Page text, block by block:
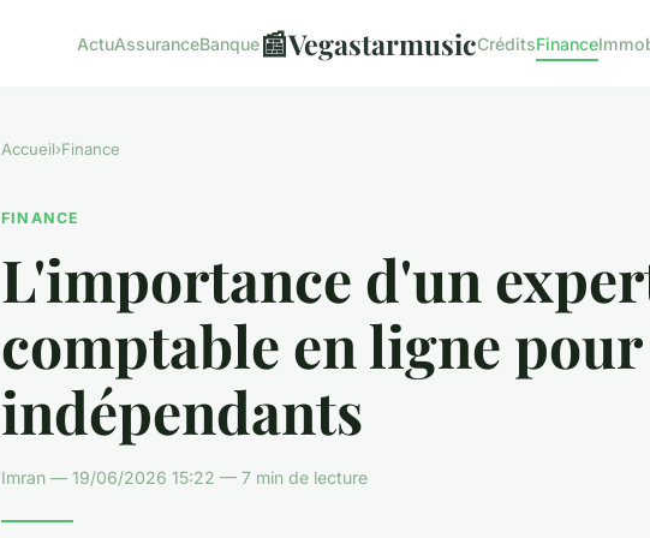
ActuAssuranceBanque📰VegastarmusicCréditsFinance
Accueil›Finance
FINANCE
L'importance d'un
comptable en ligne
indépendants
Imran — 19/06/2026 15:22 — 7 min de lecture